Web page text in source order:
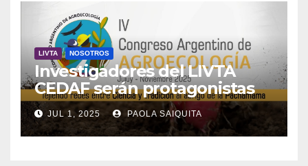
LIVTA NOSOTROS
Investigadores del LIVTA
CEDAF serán protagonistas
en el IV Congreso Argentino
de Agroecología
JUL 1, 2025 PAOLA SAIQUITA